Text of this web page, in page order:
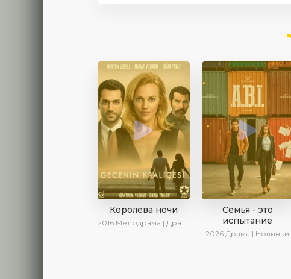
Королева ночи
2016 Мелодрама | Драма | Боевик | Turok1990
Семья - это
испытание
2026 Драма | Новинки